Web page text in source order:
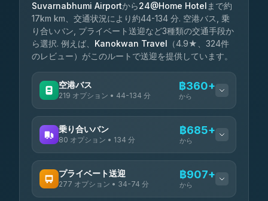
Suvarnabhumi Airportから24@Home Hotel まで約
17km km、交通状況により約44-134 分. 空港バス, 乗
り合いバン, プライベート送迎など3種類の交通手段か
ら選択. 例えば、 Kanokwan Travel （4.9★、324件
のレビュー）がこのルートで送迎を提供しています。
空港バス
219 オプション • 44-134 分
฿360+
から
Limo Bus Airport Express
4.40
Limobus
3.88(8) ฿367
乗り合いバン
80 オプション • 134 分
฿685+
から
Andaman Shuttle
4.67
プライベート送迎
277 オプション • 34-74 分
฿907+
から